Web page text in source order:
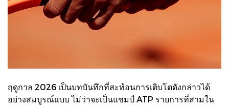
ฤดูกาล 2026 เป็นบทบันทึกที่สะท้อนการเติบโตดังกล่าวได้
อย่างสมบูรณ์แบบ ไม่ว่าจะเป็นแชมป์ ATP รายการที่สามใน